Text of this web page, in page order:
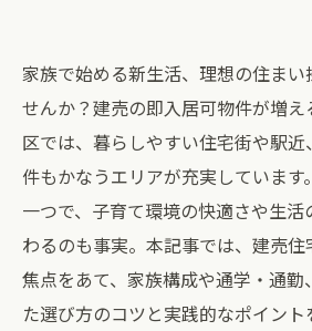
家族で始める新生活、理想の住ま
せんか？建売の即入居可物件が増
区では、暮らしやすい住宅街や駅
件もかなうエリアが充実しています
一つで、子育て環境の快適さや生
わるのも事実。本記事では、建売
焦点をあて、家族構成や通学・通勤
た選び方のコツと実践的なポイン